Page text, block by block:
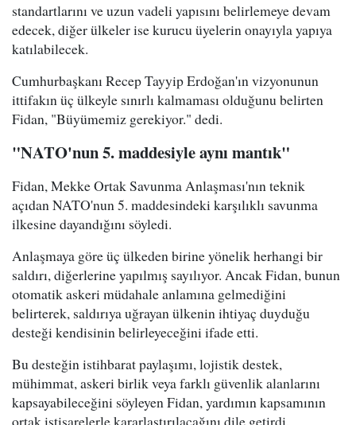
standartlarını ve uzun vadeli yapısını belirlemeye devam
edecek, diğer ülkeler ise kurucu üyelerin onayıyla yapıya
katılabilecek.
Cumhurbaşkanı Recep Tayyip Erdoğan'ın vizyonunun
ittifakın üç ülkeyle sınırlı kalmaması olduğunu belirten
Fidan, "Büyümemiz gerekiyor." dedi.
"NATO'nun 5. maddesiyle aynı mantık"
Fidan, Mekke Ortak Savunma Anlaşması'nın teknik
açıdan NATO'nun 5. maddesindeki karşılıklı savunma
ilkesine dayandığını söyledi.
Anlaşmaya göre üç ülkeden birine yönelik herhangi bir
saldırı, diğerlerine yapılmış sayılıyor. Ancak Fidan, bunun
otomatik askeri müdahale anlamına gelmediğini
belirterek, saldırıya uğrayan ülkenin ihtiyaç duyduğu
desteği kendisinin belirleyeceğini ifade etti.
Bu desteğin istihbarat paylaşımı, lojistik destek,
mühimmat, askeri birlik veya farklı güvenlik alanlarını
kapsayabileceğini söyleyen Fidan, yardımın kapsamının